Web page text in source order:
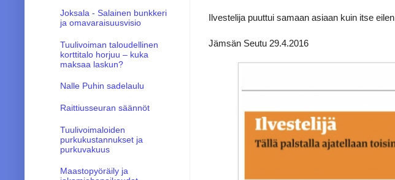
Ilvestelija puuttui samaan asiaan kuin itse eilen
Jämsän Seutu 29.4.2016
Joksala - Salainen bunkkeri
ja omavaraisuusvisio
Tuulivoiman taloudellinen
korttitalo horjuu – kuka
maksaa laskun?
Nalle Puhin sadelaulu
Raittiusseuran säännöt
Tuulivoimaloiden
purkukustannukset ja
purkuvakuus
Maastopyöräily ja